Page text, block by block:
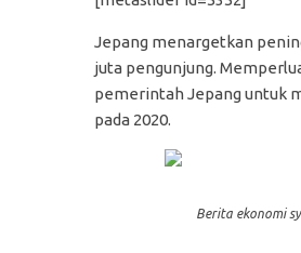
Jepang menargetkan
juta pengunjung.
pemerintah Jepang untuk
pada 2020.
Berita ekonomi